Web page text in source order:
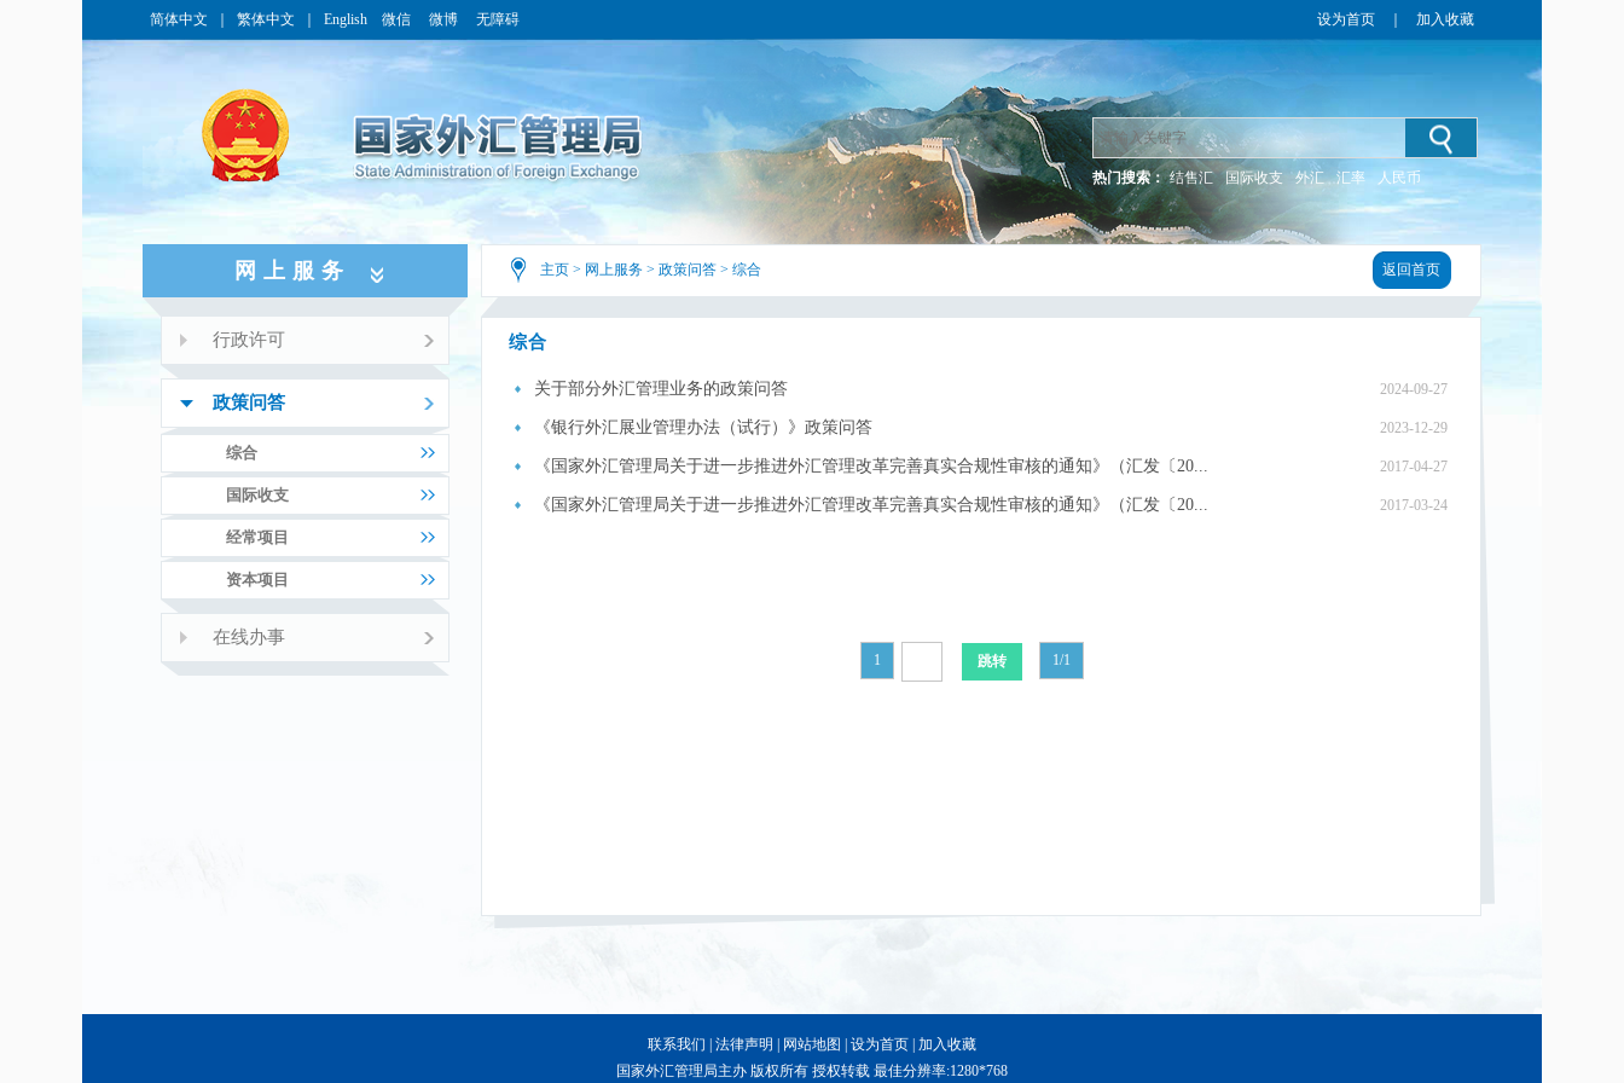
简体中文 繁体中文 English 微信 微博 无障碍 设为首页 加入收藏
热门搜索： 结售汇 国际收支 外汇 汇率 人民币
网上服务
行政许可
政策问答
综合
国际收支
经常项目
资本项目
在线办事
主页 > 网上服务 > 政策问答 > 综合 返回首页
综合
关于部分外汇管理业务的政策问答 2024-09-27
《银行外汇展业管理办法（试行）》政策问答 2023-12-29
《国家外汇管理局关于进一步推进外汇管理改革完善真实合规性审核的通知》（汇发〔20... 2017-04-27
《国家外汇管理局关于进一步推进外汇管理改革完善真实合规性审核的通知》（汇发〔20... 2017-03-24
1 1/1
联系我们 法律声明 网站地图 设为首页 加入收藏
国家外汇管理局主办 版权所有 授权转载 最佳分辨率:1280*768